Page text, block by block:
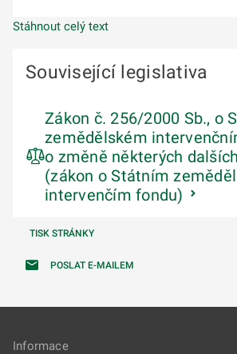
Stáhnout celý text
Související legislativa
Zákon č. 256/2000 Sb., o
zemědělském
o změně některých
(zákon o Státním
intervenčím fondu)
TISK STRÁNKY
POSLAT E-MAILEM
Informace